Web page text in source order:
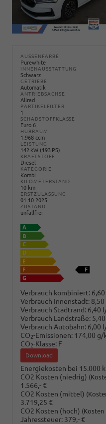
AUSSENFARBE
Purewhite
INNENAUSSTATTUNG
Schwarz
GETRIEBE
Automatik
ANTRIEBSACHSE
Allrad
PARTIKELFILTER
1
SCHADSTOFFKLASSE
Euro 6
HUBRAUM
1.968 ccm
LEISTUNG
142 kW (193 PS)
KRAFTSTOFF
Diesel
KATEGORIE
Kombi
KILOMETERSTAND
10 km
ERSTZULASSUNG
01.10.2025
ZUSTAND
unfallfrei
Verbrauch kombiniert:
Verbrauch Innenstadt:
Verbrauch Stadtrand: 6,40
Verbrauch Landstraße:
Verbrauch Autobahn: 6,00
CO2-Emissionen: 174,00 g/
CO2-Klasse: F
Download
Energiekosten bei 15.000
CO2 Kosten (niedrig)
1.566,- €
CO2 Kosten (mittel)
3.719,25 €
CO2 Kosten (hoch) (Kosten
Jahressteuer: 379,- €